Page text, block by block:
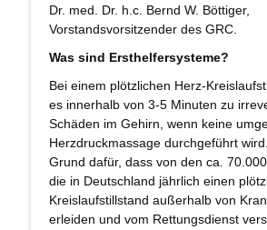
Dr. med. Dr. h.c. Bernd W. Böttiger,
Vorstandsvorsitzender des GRC.
Was sind Ersthelfersysteme?
Bei einem plötzlichen Herz-
es innerhalb von 3-5 Minuten zu
Schäden im Gehirn, wenn keine
Herzdruckmassage durchgeführt
Grund dafür, dass von den ca.
die in Deutschland jährlich einen
Kreislaufstillstand außerhalb von
erleiden und vom Rettungsdienst